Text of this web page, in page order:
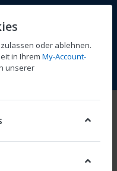
Wunschliste
oder ablehnen.
in Ihrem My-Account-
unserer